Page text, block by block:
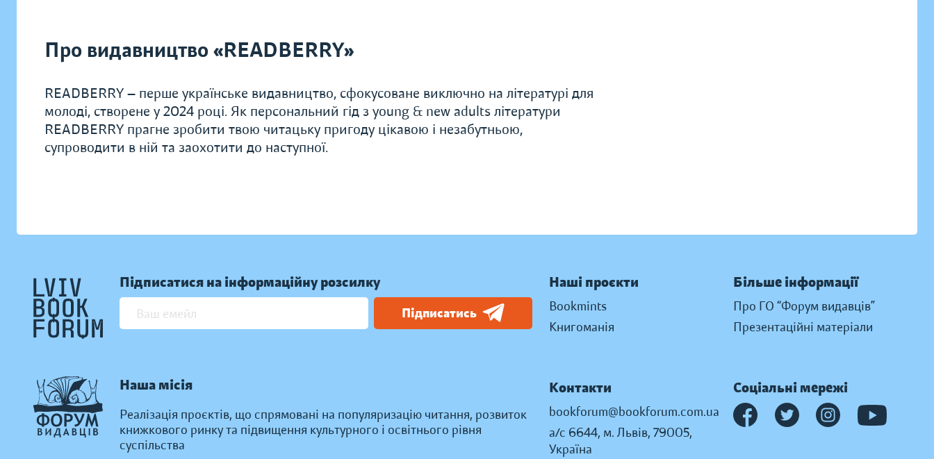
Про видавництво «READBERRY»
READBERRY — перше українське видавництво, сфокусоване виключно на літературі для
молоді, створене у 2024 році. Як персональний гід з young & new adults літератури
READBERRY прагне зробити твою читацьку пригоду цікавою і незабутньою,
супроводити в ній та заохотити до наступної.
Підписатися на інформаційну розсилку
Підписатись
Наша місія
Реалізація проєктів, що спрямовані на популяризацію читання, розвиток
книжкового ринку та підвищення культурного і освітнього рівня
суспільства
Наші проєкти
Bookmints
Книгоманія
Більше інформації
Про ГО “Форум видавців”
Презентаційні матеріали
Контакти
bookforum@bookforum.com.ua
а/с 6644, м. Львів, 79005,
Україна
Соціальні мережі